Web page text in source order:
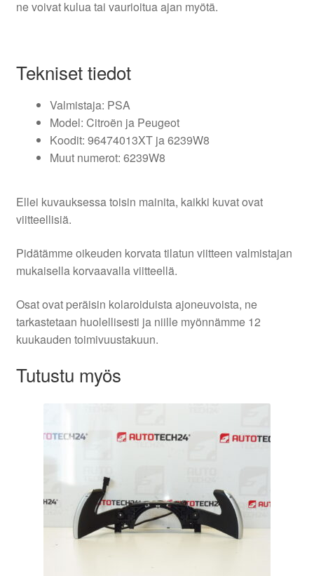
ne voivat kulua tai vaurioitua ajan myötä.
Tekniset tiedot
Valmistaja: PSA
Model: Citroën ja Peugeot
Koodit: 96474013XT ja 6239W8
Muut numerot: 6239W8
Ellei kuvauksessa toisin mainita, kaikki kuvat ovat
viitteellisiä.
Pidätämme oikeuden korvata tilatun viitteen valmistajan
mukaisella korvaavalla viitteellä.
Osat ovat peräisin kolaroiduista ajoneuvoista, ne
tarkastetaan huolellisesti ja niille myönnämme 12
kuukauden toimivuustakuun.
Tutustu myös